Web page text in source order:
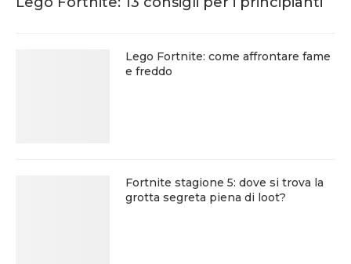
Lego Fortnite: come affrontare fame
e freddo
Fortnite stagione 5: dove si trova la
grotta segreta piena di loot?